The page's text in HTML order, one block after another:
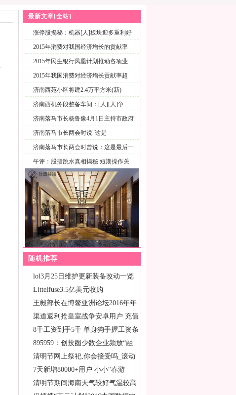
最新文章[全站]
涨停股揭秘：机器[人]板块迎多重利好
2015年消费对我国经济增长的贡献率
2015年民生银行凤凰计划推动各项业
2015年我国消费对经济增长贡献率超
济南西苑小区将建2.4万平方米(新)
济南西机务段整备车间：[人][人]争
济南落马市长杨鲁豫4月1日主持市政府
济南落马市长两会时说"这是
济南落马市长两会时曾说：这是最后一
次午评：股指跳水真相揭秘 短期操作关
注
随机推荐
lol3月25日维护更新装备改动一览
Littelfuse3.5亿美元收购
王毅部长在博鳌亚洲论坛2016年年
会
渠道返利抢皇室战争安卓用户 充值
返利
8千工资到手5千 单身狗手握工资条
感
895959：创投圈少数企业频放“融
清明节网上祭祀,你会接受吗_滚动
读报
7天新增80000+用户 小小“春游
清明节期间海南天气较好气温较高